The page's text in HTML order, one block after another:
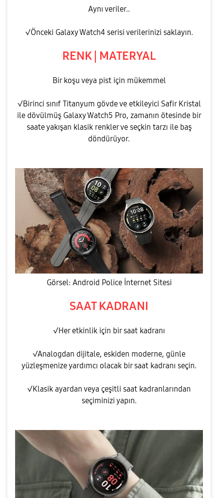
Aynı veriler..
√Önceki Galaxy Watch4 serisi verilerinizi saklayın.
RENK | MATERYAL
Bir koşu veya pist için mükemmel
√Birinci sınıf Titanyum gövde ve etkileyici Safir Kristal
ile dövülmüş Galaxy Watch5 Pro, zamanın ötesinde bir
saate yakışan klasik renkler ve seçkin tarzı ile baş
döndürüyor.
Görsel: Android Police İnternet Sitesi
SAAT KADRANI
√Her etkinlik için bir saat kadranı
√Analogdan dijitale, eskiden moderne, günle
yüzleşmenize yardımcı olacak bir saat kadranı seçin.
√Klasik ayardan veya çeşitli saat kadranlarından
seçiminizi yapın.